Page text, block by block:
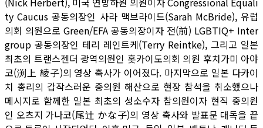
ty Caucus 공동의장인 사라 맥브라이드(Sarah McBride), 유럽
의회 의원으로 Green/EFA 공동의장이자 전(前) LGBTIQ+ Inter
group 공동의장인 테리 레인트케(Terry Reintke), 그리고 일본
최초의 트랜스젠더 광역의원인 홋카이도의회 의원 후치가미 아야
코(渕上 綾子)의 영상 축사가 이어졌다. 마지막으로 일본 다카이
치 총리의 갑작스러운 중의원 해산으로 현장 참석을 취소했으나
메시지로 함께한 일본 최초의 성소수자 참의원이자 현직 중의원
인 오츠지 가나코(尾辻 かな子)의 영상 축사와 발표문 대독을 끝